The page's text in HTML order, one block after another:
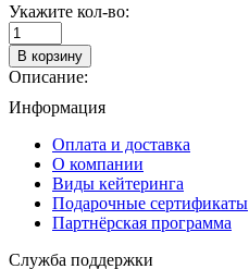
Укажите кол-во:
В корзину
Описание:
Информация
Оплата и доставка
О компании
Виды кейтеринга
Подарочные сертификаты
Партнёрская программа
Служба поддержки